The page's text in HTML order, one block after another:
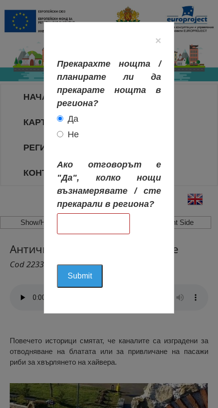
НАЧАЛО
КАРТА НА РЕГИОНИТЕ
РЕГИОНИ
КОНТАКТИ
Show/Hide Left Side Show/Hide Right Side
Антични Канали Гърла, Белене
Cod 2233
Повечето историци смятат, че каналите са изградени за
отводняване на блатата или за привличане на пасажи
риби за хвърлянето на хайвера.
×
Прекарахте нощта /
планирате ли да
прекарате нощта в
региона?
Да
Не
Ако отговорът е
"Да", колко нощи
възнамерявате / сте
прекарали в региона?